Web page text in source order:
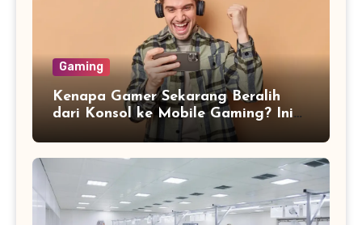
Gaming
Kenapa Gamer Sekarang Beralih
dari Konsol ke Mobile Gaming? Ini